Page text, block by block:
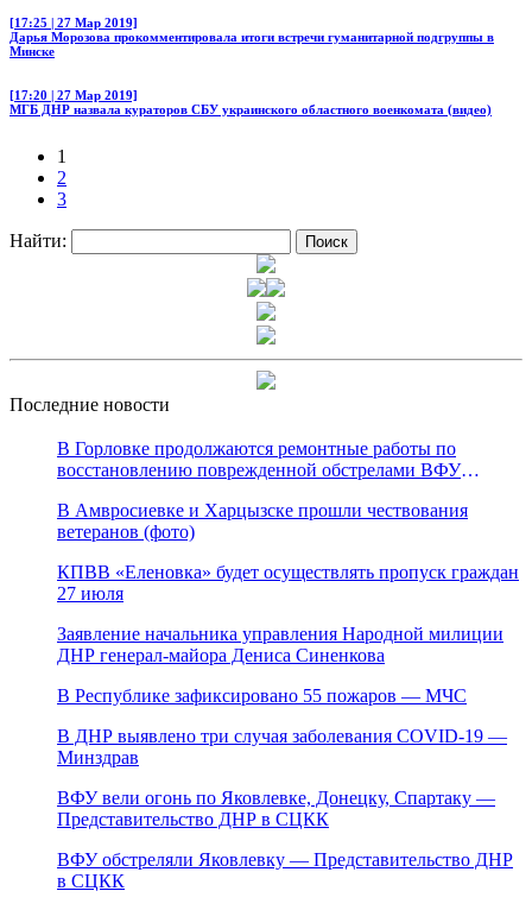
[17:25 | 27 Мар 2019]
Дарья Морозова прокомментировала итоги встречи гуманитарной подгруппы в
Минске
[17:20 | 27 Мар 2019]
МГБ ДНР назвала кураторов СБУ украинского областного военкомата (видео)
1
2
3
Найти:
Последние новости
В Горловке продолжаются ремонтные работы по
восстановлению поврежденной обстрелами ВФУ
В Амвросиевке и Харцызске прошли чествования
ветеранов (фото)
КПВВ «Еленовка» будет осуществлять пропуск граждан
27 июля
Заявление начальника управления Народной милиции
ДНР генерал-майора Дениса Синенкова
В Республике зафиксировано 55 пожаров — МЧС
В ДНР выявлено три случая заболевания COVID-19 —
Минздрав
ВФУ вели огонь по Яковлевке, Донецку, Спартаку —
Представительство ДНР в СЦКК
ВФУ обстреляли Яковлевку — Представительство ДНР
в СЦКК